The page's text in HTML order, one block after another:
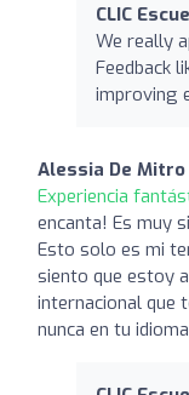
CLIC
We really
Feedback
improving
Alessia De Mitro
Experiencia
encanta! Es muy
Esto solo es mi
siento que estoy
internacional que
nunca en tu